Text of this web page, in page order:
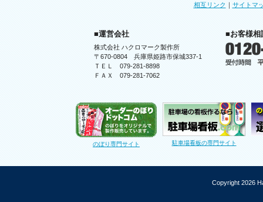
相互リンク ｜ サイトマ
■運営会社
株式会社 ハクロマーク製作所
〒670-0804 兵庫県姫路市保城337-1
ＴＥＬ 079-281-8898
ＦＡＸ 079-281-7062
■お客様相
のぼり専門サイト 駐車場看板の専門サイト
Copyright 2026